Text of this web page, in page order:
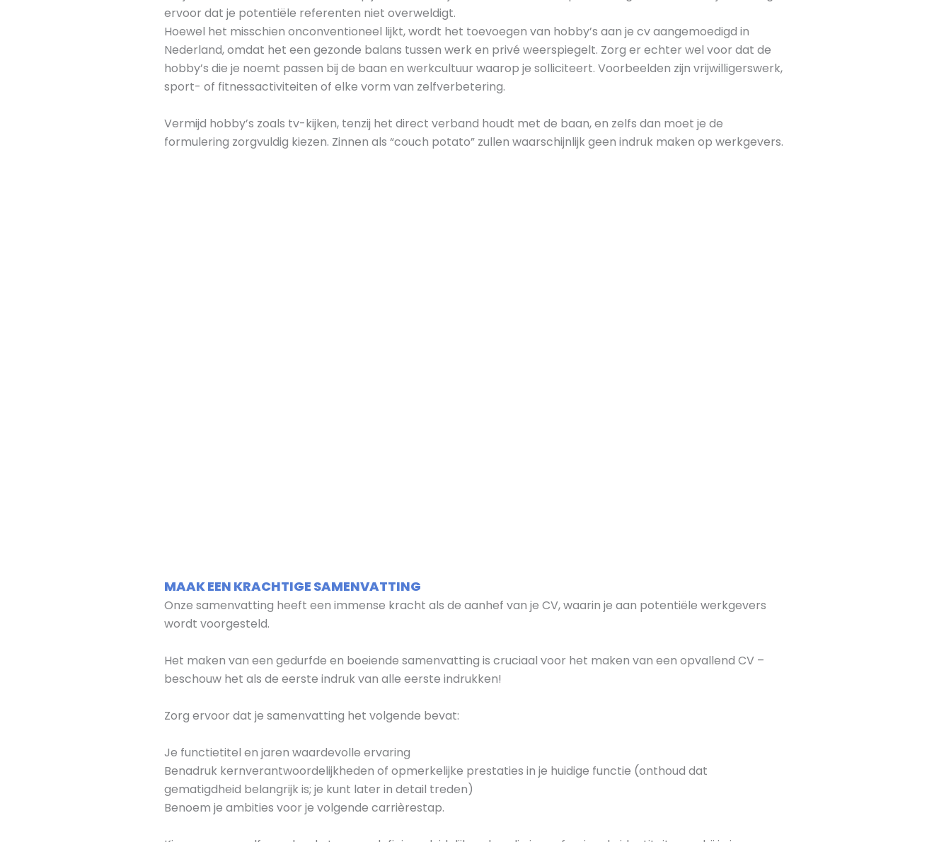
ervoor dat je potentiële referenten niet overweldigt.
Hoewel het misschien onconventioneel lijkt, wordt het toevoegen van hobby’s aan je cv aangemoedigd in
Nederland, omdat het een gezonde balans tussen werk en privé weerspiegelt. Zorg er echter wel voor dat de
hobby’s die je noemt passen bij de baan en werkcultuur waarop je solliciteert. Voorbeelden zijn vrijwilligerswerk,
sport- of fitnessactiviteiten of elke vorm van zelfverbetering.
Vermijd hobby’s zoals tv-kijken, tenzij het direct verband houdt met de baan, en zelfs dan moet je de
formulering zorgvuldig kiezen. Zinnen als “couch potato” zullen waarschijnlijk geen indruk maken op werkgevers.
MAAK EEN KRACHTIGE SAMENVATTING
Onze samenvatting heeft een immense kracht als de aanhef van je CV, waarin je aan potentiële werkgevers
wordt voorgesteld.
Het maken van een gedurfde en boeiende samenvatting is cruciaal voor het maken van een opvallend CV –
beschouw het als de eerste indruk van alle eerste indrukken!
Zorg ervoor dat je samenvatting het volgende bevat:
Je functietitel en jaren waardevolle ervaring
Benadruk kernverantwoordelijkheden of opmerkelijke prestaties in je huidige functie (onthoud dat
gematigdheid belangrijk is; je kunt later in detail treden)
Benoem je ambities voor je volgende carrièrestap.